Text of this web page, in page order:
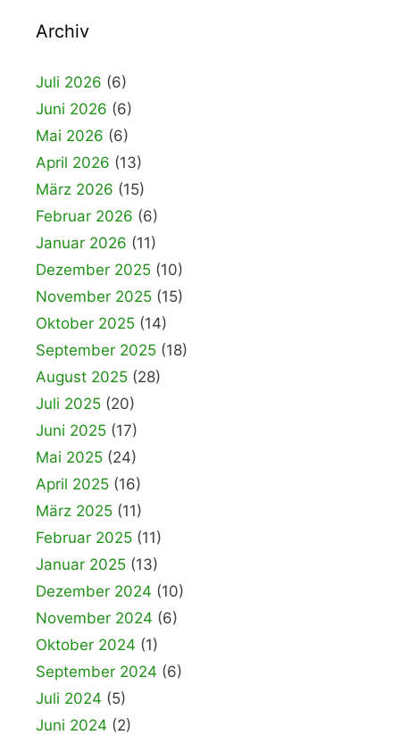
Archiv
Juli 2026 (6)
Juni 2026 (6)
Mai 2026 (6)
April 2026 (13)
März 2026 (15)
Februar 2026 (6)
Januar 2026 (11)
Dezember 2025 (10)
November 2025 (15)
Oktober 2025 (14)
September 2025 (18)
August 2025 (28)
Juli 2025 (20)
Juni 2025 (17)
Mai 2025 (24)
April 2025 (16)
März 2025 (11)
Februar 2025 (11)
Januar 2025 (13)
Dezember 2024 (10)
November 2024 (6)
Oktober 2024 (1)
September 2024 (6)
Juli 2024 (5)
Juni 2024 (2)